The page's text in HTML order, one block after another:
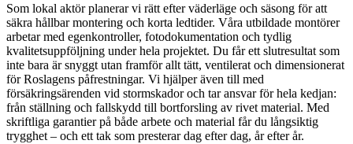
Som lokal aktör planerar vi rätt efter väderläge och säsong för att
säkra hållbar montering och korta ledtider. Våra utbildade montörer
arbetar med egenkontroller, fotodokumentation och tydlig
kvalitetsuppföljning under hela projektet. Du får ett slutresultat som
inte bara är snyggt utan framför allt tätt, ventilerat och dimensionerat
för Roslagens påfrestningar. Vi hjälper även till med
försäkringsärenden vid stormskador och tar ansvar för hela kedjan:
från ställning och fallskydd till bortforsling av rivet material. Med
skriftliga garantier på både arbete och material får du långsiktig
trygghet – och ett tak som presterar dag efter dag, år efter år.